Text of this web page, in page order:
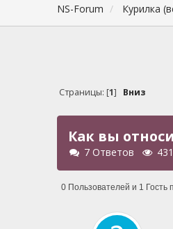
NS-Forum Курилка
Страницы: [1] Вниз
Как вы
7 Ответов
0 Пользователей и 1 Гость